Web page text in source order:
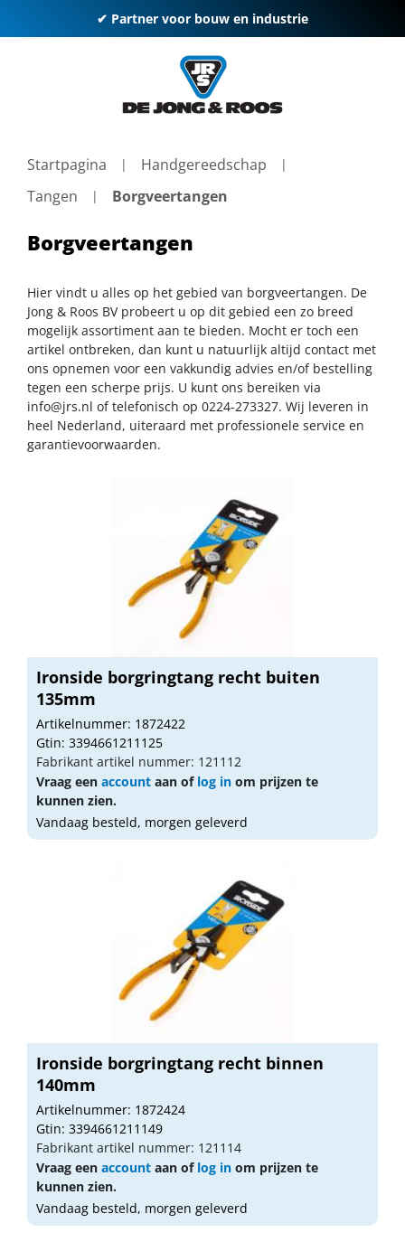
✔ Partner voor bouw en industrie
Startpagina
Handgereedschap
Tangen
Borgveertangen
Borgveertangen
Hier vindt u alles op het gebied van borgveertangen. De
Jong & Roos BV probeert u op dit gebied een zo breed
mogelijk assortiment aan te bieden. Mocht er toch een
artikel ontbreken, dan kunt u natuurlijk altijd contact met
ons opnemen voor een vakkundig advies en/of bestelling
tegen een scherpe prijs. U kunt ons bereiken via
info@jrs.nl of telefonisch op 0224-273327. Wij leveren in
heel Nederland, uiteraard met professionele service en
garantievoorwaarden.
Ironside borgringtang recht buiten
135mm
Artikelnummer: 1872422
Gtin: 3394661211125
Fabrikant artikel nummer: 121112
Vraag een account aan of log in om prijzen te
kunnen zien.
Vandaag besteld, morgen geleverd
Ironside borgringtang recht binnen
140mm
Artikelnummer: 1872424
Gtin: 3394661211149
Fabrikant artikel nummer: 121114
Vraag een account aan of log in om prijzen te
kunnen zien.
Vandaag besteld, morgen geleverd